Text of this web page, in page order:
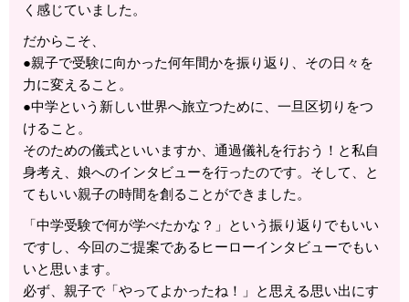
く感じていました。
だからこそ、
●親子で受験に向かった何年間かを振り返り、その日々を
力に変えること。
●中学という新しい世界へ旅立つために、一旦区切りをつ
けること。
そのための儀式といいますか、通過儀礼を行おう！と私自
身考え、娘へのインタビューを行ったのです。そして、と
てもいい親子の時間を創ることができました。
「中学受験で何が学べたかな？」という振り返りでもいい
ですし、今回のご提案であるヒーローインタビューでもい
いと思います。
必ず、親子で「やってよかったね！」と思える思い出にす